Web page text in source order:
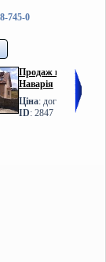
745-0
Продаж котеджу у с.
Наварія
Ціна: договірна
ID: 2847